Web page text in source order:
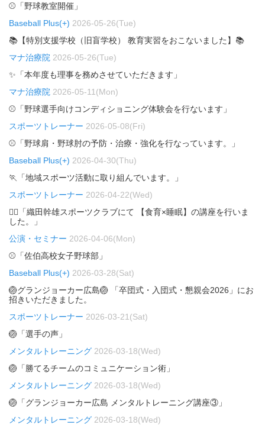
⚾「野球教室開催」
Baseball Plus(+) 2026-05-26(Tue)
📚【特別支援学校（旧盲学校） 教育実習をおこないました】📚
マナ治療院 2026-05-26(Tue)
✨「本年度も理事を務めさせていただきます」
マナ治療院 2026-05-11(Mon)
⚾「野球選手向けコンディショニング体験会を行ないます」
スポーツトレーナー 2026-05-08(Fri)
⚾「野球肩・野球肘の予防・治療・強化を行なっています。」
Baseball Plus(+) 2026-04-30(Thu)
🏃「地域スポーツ活動に取り組んでいます。」
スポーツトレーナー 2026-04-22(Wed)
🏃‍♂️「織田幹雄スポーツクラブにて 【食育×睡眠】の講座を行いま
した。」
公演・セミナー 2026-04-06(Mon)
⚾「佐伯高校女子野球部」
Baseball Plus(+) 2026-03-28(Sat)
🏐グランジョーカー広島🏐 「卒団式・入団式・懇親会2026」にお
招きいただきました。
スポーツトレーナー 2026-03-21(Sat)
🏐「選手の声」
メンタルトレーニング 2026-03-18(Wed)
🏐「勝てるチームのコミュニケーション術」
メンタルトレーニング 2026-03-18(Wed)
🏐「グランジョーカー広島 メンタルトレーニング講座③」
メンタルトレーニング 2026-03-18(Wed)